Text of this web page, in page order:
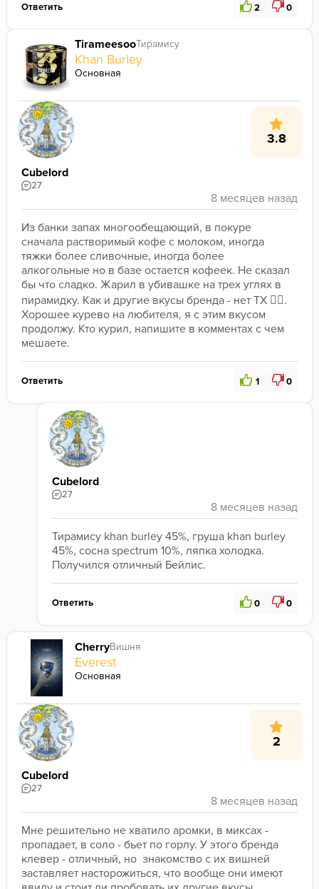
Ответить 2 0
TirameesooТирамису
Khan Burley
Основная
3.8
Cubelord
27
Из банки запах многообещающий, в покуре
сначала растворимый кофе с молоком, иногда
тяжки более сливочные, иногда более
алкогольные но в базе остается кофеек. Не сказал
бы что сладко. Жарил в убивашке на трех углях в
пирамидку. Как и другие вкусы бренда - нет ТХ 👍🏻.
Хорошее курево на любителя, я с этим вкусом
продолжу. Кто курил, напишите в комментах с чем
мешаете.
Ответить 1 0
Cubelord
27
Тирамису khan burley 45%, груша khan burley
45%, сосна spectrum 10%, ляпка холодка.
Получился отличный Бейлис.
Ответить 0 0
CherryВишня
Everest
Основная
2
Cubelord
27
Мне решительно не хватило аромки, в миксах -
пропадает, в соло - бьет по горлу. У этого бренда
клевер - отличный, но  знакомство с их вишней
заставляет насторожиться, что вообще они имеют